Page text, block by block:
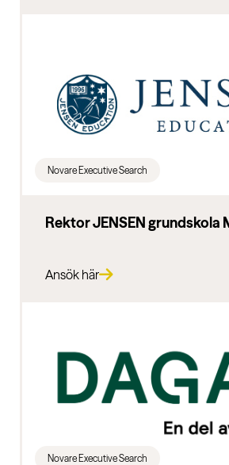
Novare Executive Search
Rektor JENSEN grundskola
Ansök här
Novare Executive Search